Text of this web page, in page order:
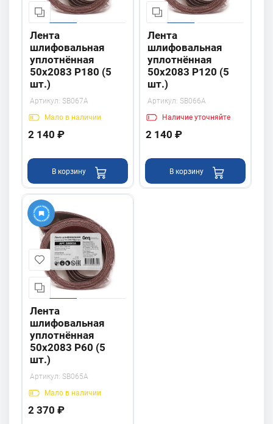
Лента
шлифовальная
уплотнённая
50х2083 P180 (5
шт.)
Артикул: SB067A
Мало в наличии
2 140 ₽
В корзину
Лента
шлифовальная
уплотнённая
50х2083 P120 (5
шт.)
Артикул: SB066A
Наличие уточняйте
2 140 ₽
В корзину
Лента
шлифовальная
уплотнённая
50х2083 P60 (5
шт.)
Артикул: SB065A
Мало в наличии
2 370 ₽